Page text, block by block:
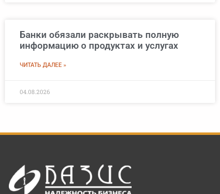
Банки обязали раскрывать полную
информацию о продуктах и услугах
ЧИТАТЬ ДАЛЕЕ »
04.08.2026